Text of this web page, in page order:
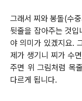
그래서 찌와 봉돌(수
뒷줄을 잡아주는 것입
야 의미가 있겠지요.
제가 생기니 찌가 수
주면 위 그림처럼 목
다르게 됩니다.